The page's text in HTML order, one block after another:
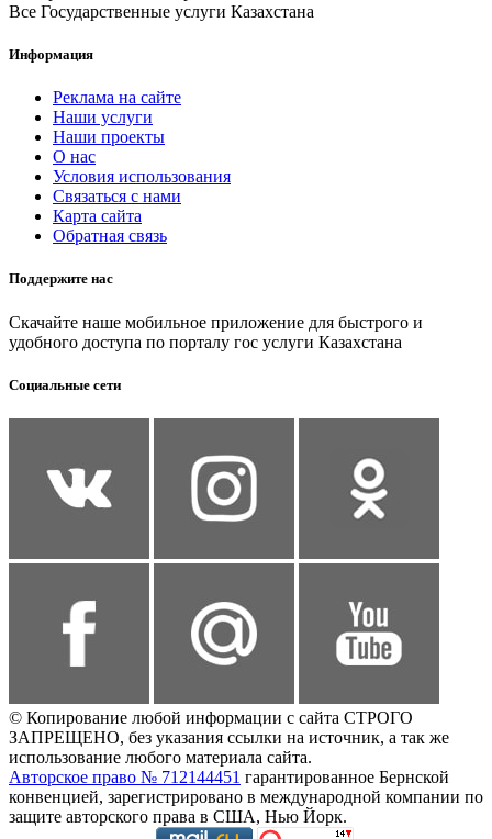
Все Государственные услуги Казахстана
Информация
Реклама на сайте
Наши услуги
Наши проекты
О нас
Условия использования
Связаться с нами
Карта сайта
Обратная связь
Поддержите нас
Скачайте наше мобильное приложение для быстрого и
удобного доступа по порталу гос услуги Казахстана
Социальные сети
© Копирование любой информации с сайта СТРОГО
ЗАПРЕЩЕНО, без указания ссылки на источник, а так же
использование любого материала сайта.
Авторское право № 712144451 гарантированное Бернской
конвенцией, зарегистрировано в международной компании по
защите авторского права в США, Нью Йорк.